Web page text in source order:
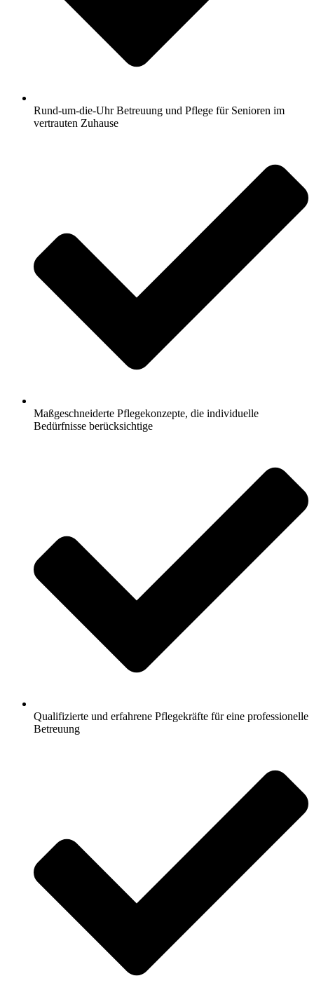
Rund-um-die-Uhr Betreuung und Pflege für Senioren im
vertrauten Zuhause
Maßgeschneiderte Pflegekonzepte, die individuelle
Bedürfnisse berücksichtige
Qualifizierte und erfahrene Pflegekräfte für eine professionelle
Betreuung